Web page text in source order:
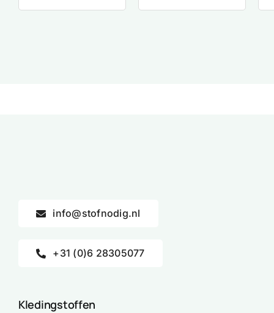
info@stofnodig.nl
+31 (0)6 28305077
Kledingstoffen